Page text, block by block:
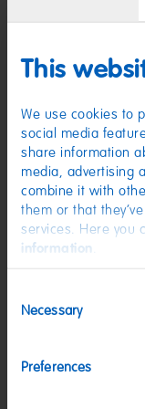
This
We use cookies to
social media
share information
media, advertising
combine it with
them or that
services. Here you
information
Selection
Necessary
Preferences
Favoriten-Bundle
Reduzierter Preis von
14,28 € 13,57 € (6,75 €